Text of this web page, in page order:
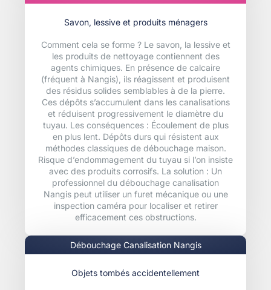
Savon, lessive et produits ménagers
Comment cela se forme ? Le savon, la lessive et
les produits de nettoyage contiennent des
agents chimiques. En présence de calcaire
(fréquent à Nangis), ils réagissent et produisent
des résidus solides semblables à de la pierre.
Ces dépôts s’accumulent dans les canalisations
et réduisent progressivement le diamètre du
tuyau. Les conséquences : Écoulement de plus
en plus lent. Dépôts durs qui résistent aux
méthodes classiques de débouchage maison.
Risque d’endommagement du tuyau si l’on insiste
avec des produits corrosifs. La solution : Un
professionnel du débouchage canalisation
Nangis peut utiliser un furet mécanique ou une
inspection caméra pour localiser et retirer
efficacement ces obstructions.
Débouchage Canalisation Nangis
Objets tombés accidentellement